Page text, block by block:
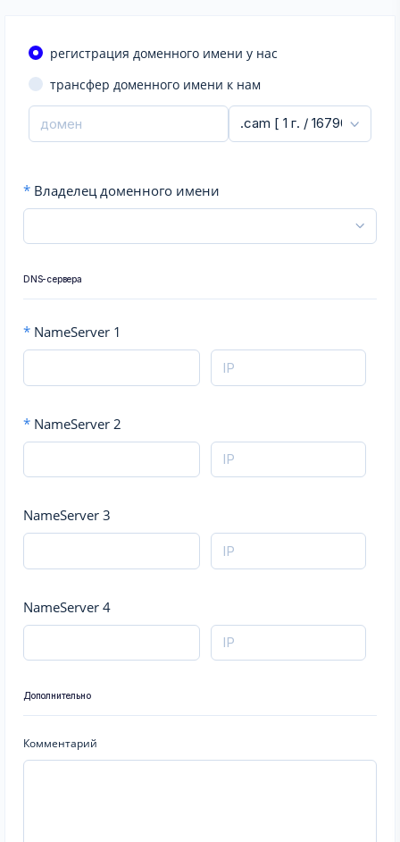
регистрация доменного имени у нас
трансфер доменного имени к нам
* Владелец доменного имени
DNS-сервера
* NameServer 1
* NameServer 2
NameServer 3
NameServer 4
Дополнительно
Комментарий